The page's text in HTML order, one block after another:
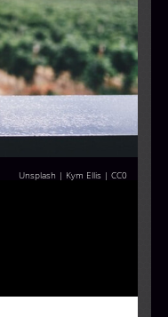
Unsplash | Kym Ellis| CC0